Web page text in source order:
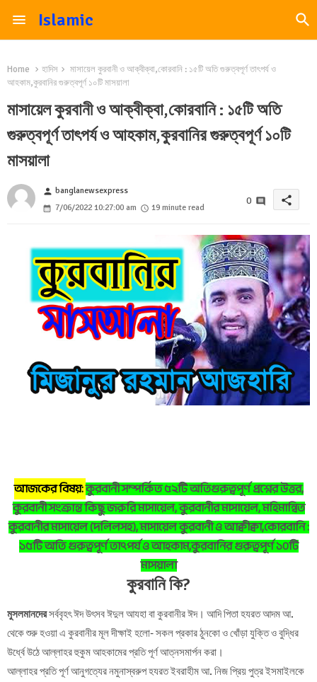
Islamic
Home হাদিস
মাসায়েল কুরবানী ও আক্বীক্বা,কোরবানি : ১৫টি অতি গুরুত্বপূর্ণ তাৎপর্য ও
আহকাম,কুরবানির গুরুত্বপূর্ণ ১০টি মাসয়ালা
মাসায়েল কুরবানী ও আক্বীক্বা,কোরবানি : ১৫টি অতি
গুরুত্বপূর্ণ তাৎপর্য ও আহকাম,কুরবানির গুরুত্বপূর্ণ ১০টি
মাসয়ালা
person banglanewsexpress
7/06/2022 10:27:00 am
19 minute read
0 share
আজকের বিষয়:কুরবানী সম্পর্কিত ৫২টি অতিগুরুত্বপূর্ণ প্রশ্নের উত্তর,
কুরবানী সংক্রান্ত কিছু জরুরি মাসায়েল, কুরবানীর মাসায়েল, মহিমান্বিত
কুরবানীর মাসায়েল (দলিলসহ), মাসায়েল কুরবানী ও আক্বীক্বা,কোরবানি :
১৫টি অতি গুরুত্বপূর্ণ তাৎপর্য ও আহকাম,কুরবানির গুরুত্বপূর্ণ ১০টি
মাসয়ালা
কুরবানি কি?
মুসলমানদেরসর্ববৃহৎ ঈদ উৎসব ঈদুল আযহা বা কুরবানীর ঈদ। আদি পিতা হযরত আদম আ.
থেকে শুরু হওয়া এ কুরবানীর মূল দীক্ষাই হলো- সকল প্রকার ঠুনকো ও খোঁড়া যুক্তি ও বুদ্ধির
উর্ধ্বে উঠে আল্লাহর হুকুম আহকামের প্রতি পূর্ণ আত্নসমার্পন করা।
আল্লাহর প্রতি পূর্ণ আনুগত্যের নমুনাস্বরুপ হযরত ইবরাহীম আ. নিজ প্রিয় পুত্র ইসমাইলকে